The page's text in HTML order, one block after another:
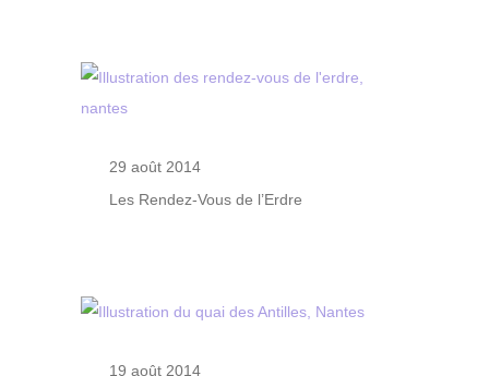
29 août 2014
Les Rendez-Vous de l’Erdre
19 août 2014